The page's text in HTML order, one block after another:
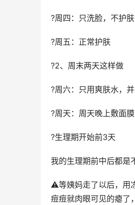
?周四：只洗脸，不护
?周五：正常护肤
?2、周末两天这样做
?周六：只用爽肤水，
?周天：周天晚上敷面
?生理期开始前3天
我的生理期前中后都是
⚠️等姨妈走了以后，用
痘痘就肉眼可见的瘪了